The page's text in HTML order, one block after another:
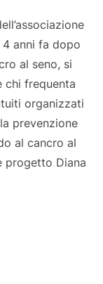
4 anni fa dopo
al seno, si
chi frequenta
organizzati
prevenzione
al cancro al
progetto Diana
COMELLINI